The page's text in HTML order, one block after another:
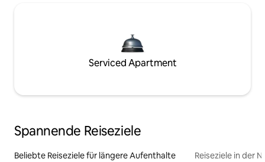
Serviced Apartment
Spannende Reiseziele
Beliebte Reiseziele für längere Aufenthalte Reiseziele in der